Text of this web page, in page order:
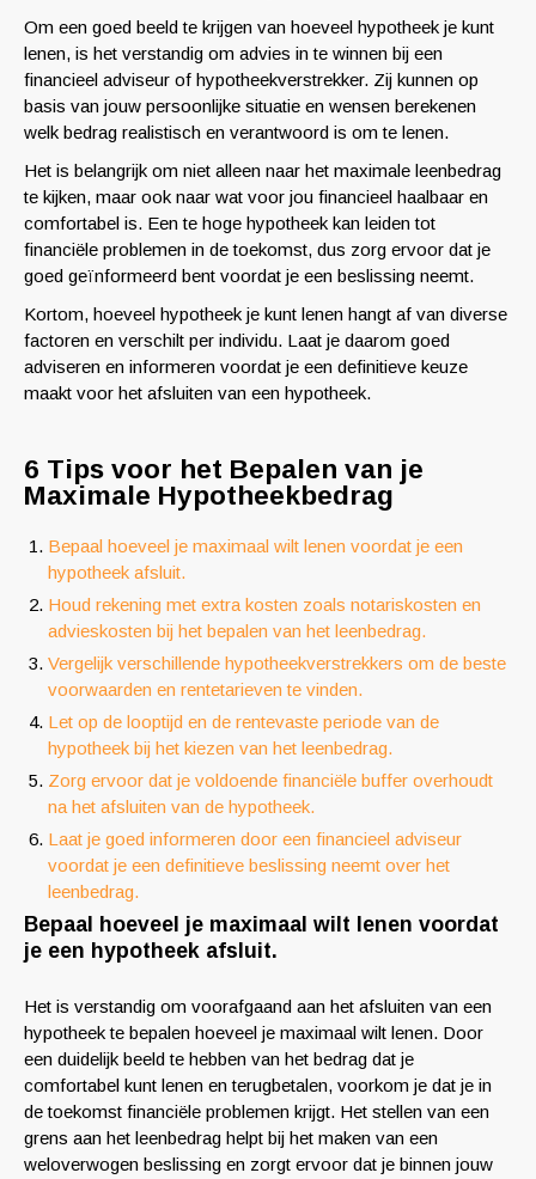
Om een goed beeld te krijgen van hoeveel hypotheek je kunt
lenen, is het verstandig om advies in te winnen bij een
financieel adviseur of hypotheekverstrekker. Zij kunnen op
basis van jouw persoonlijke situatie en wensen berekenen
welk bedrag realistisch en verantwoord is om te lenen.
Het is belangrijk om niet alleen naar het maximale leenbedrag
te kijken, maar ook naar wat voor jou financieel haalbaar en
comfortabel is. Een te hoge hypotheek kan leiden tot
financiële problemen in de toekomst, dus zorg ervoor dat je
goed geïnformeerd bent voordat je een beslissing neemt.
Kortom, hoeveel hypotheek je kunt lenen hangt af van diverse
factoren en verschilt per individu. Laat je daarom goed
adviseren en informeren voordat je een definitieve keuze
maakt voor het afsluiten van een hypotheek.
6 Tips voor het Bepalen van je
Maximale Hypotheekbedrag
Bepaal hoeveel je maximaal wilt lenen voordat je een
hypotheek afsluit.
Houd rekening met extra kosten zoals notariskosten en
advieskosten bij het bepalen van het leenbedrag.
Vergelijk verschillende hypotheekverstrekkers om de beste
voorwaarden en rentetarieven te vinden.
Let op de looptijd en de rentevaste periode van de
hypotheek bij het kiezen van het leenbedrag.
Zorg ervoor dat je voldoende financiële buffer overhoudt
na het afsluiten van de hypotheek.
Laat je goed informeren door een financieel adviseur
voordat je een definitieve beslissing neemt over het
leenbedrag.
Bepaal hoeveel je maximaal wilt lenen voordat
je een hypotheek afsluit.
Het is verstandig om voorafgaand aan het afsluiten van een
hypotheek te bepalen hoeveel je maximaal wilt lenen. Door
een duidelijk beeld te hebben van het bedrag dat je
comfortabel kunt lenen en terugbetalen, voorkom je dat je in
de toekomst financiële problemen krijgt. Het stellen van een
grens aan het leenbedrag helpt bij het maken van een
weloverwogen beslissing en zorgt ervoor dat je binnen jouw